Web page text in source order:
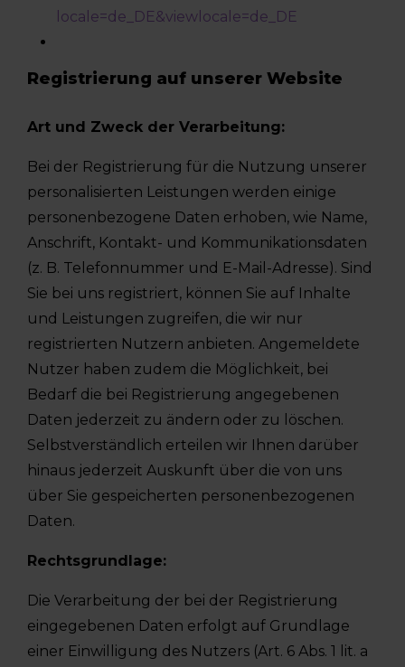
locale=de_DE&viewlocale=de_DE
Registrierung auf unserer Website
Art und Zweck der Verarbeitung:
Bei der Registrierung für die Nutzung unserer
personalisierten Leistungen werden einige
personenbezogene Daten erhoben, wie Name,
Anschrift, Kontakt- und Kommunikationsdaten
(z. B. Telefonnummer und E-Mail-Adresse). Sind
Sie bei uns registriert, können Sie auf Inhalte
und Leistungen zugreifen, die wir nur
registrierten Nutzern anbieten. Angemeldete
Nutzer haben zudem die Möglichkeit, bei
Bedarf die bei Registrierung angegebenen
Daten jederzeit zu ändern oder zu löschen.
Selbstverständlich erteilen wir Ihnen darüber
hinaus jederzeit Auskunft über die von uns
über Sie gespeicherten personenbezogenen
Daten.
Rechtsgrundlage:
Die Verarbeitung der bei der Registrierung
eingegebenen Daten erfolgt auf Grundlage
einer Einwilligung des Nutzers (Art. 6 Abs. 1 lit. a